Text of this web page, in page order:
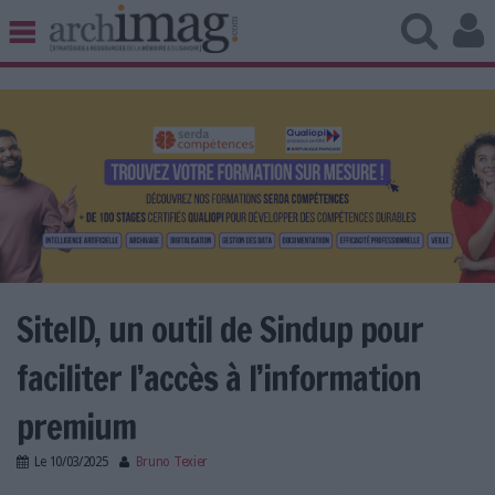
BIBLIOTHÈQUE ÉDITION
UNIVERS DATA
TRAVAIL COLLABORATIF
VIE NUMÉRIQUE
NUMÉRIQUE RESPONSABLE
LES DOSSIERS
LES NEWSLETTERS
LE MAGAZINE
SiteID, un outil de Sindup pour
faciliter l’accès à l’information
premium
Le 10/03/2025 Bruno Texier